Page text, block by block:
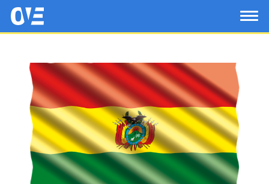
Saltar al contenido principal
OtrasVocesenEducacion.org